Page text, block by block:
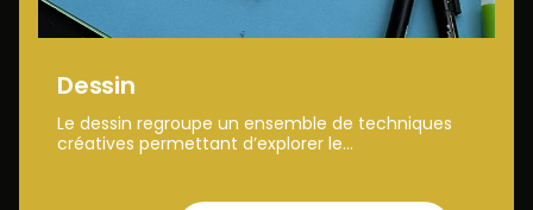
Dessin
Le dessin regroupe un ensemble de techniques
créatives permettant d’explorer le...